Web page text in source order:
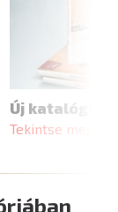
Új katalógus
Tekintse meg a